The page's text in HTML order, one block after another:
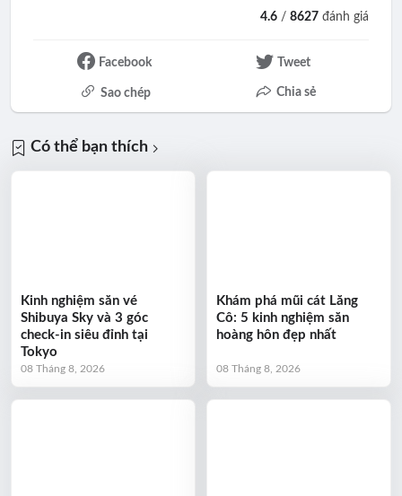
4.6 /8627 đánh giá
Facebook Tweet
Sao chép Chia sẻ
Có thể bạn thích
Kinh nghiệm săn vé
Shibuya Sky và 3 góc
check-in siêu đỉnh tại
Tokyo
08 Tháng 8, 2026
Khám phá mũi cát Lăng
Cô: 5 kinh nghiệm săn
hoàng hôn đẹp nhất
08 Tháng 8, 2026